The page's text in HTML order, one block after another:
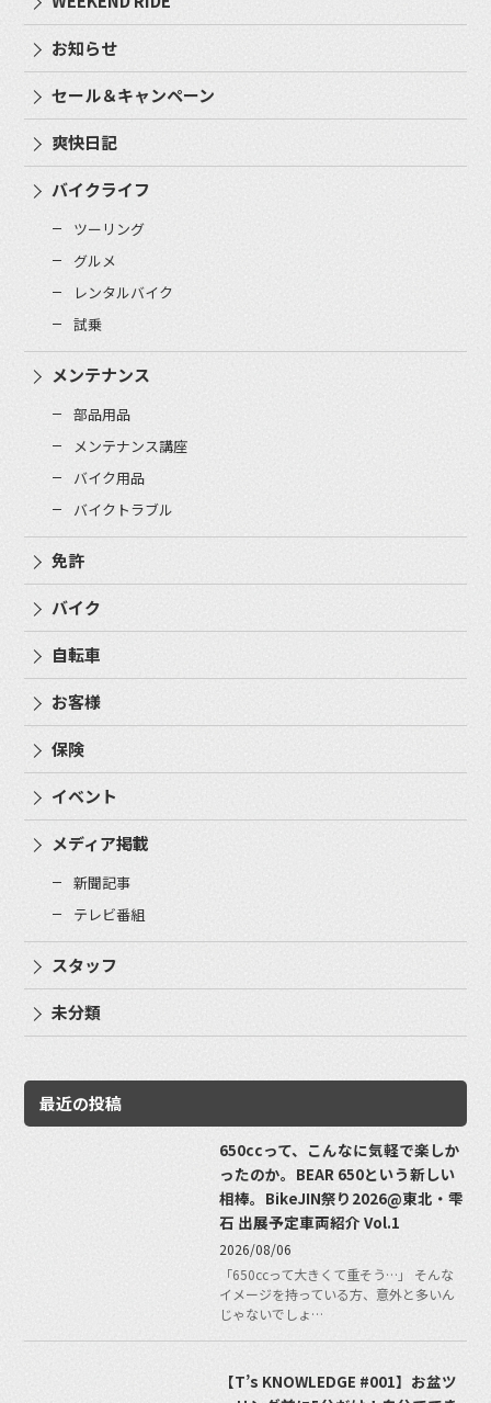
お知らせ
セール＆キャンペーン
爽快日記
バイクライフ
ツーリング
グルメ
レンタルバイク
試乗
メンテナンス
部品用品
メンテナンス講座
バイク用品
バイクトラブル
免許
バイク
自転車
お客様
保険
イベント
メディア掲載
新聞記事
テレビ番組
スタッフ
未分類
最近の投稿
650ccって、こんなに気軽で楽しか
ったのか。BEAR 650という新しい
相棒。BikeJIN祭り2026@東北・雫
石 出展予定車両紹介 Vol.1
2026/08/06
「650ccって大きくて重そう…」 そんな
イメージを持っている方、意外と多いん
じゃないでしょ…
【T’s KNOWLEDGE #001】お盆ツ